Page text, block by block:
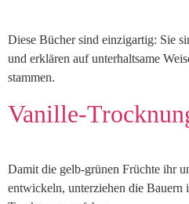
Diese Bücher sind einzigartig: Sie
und erklären auf unterhaltsame
stammen.
Vanille-
Damit die gelb-grünen Früchte ihr
entwickeln, unterziehen die Bauern